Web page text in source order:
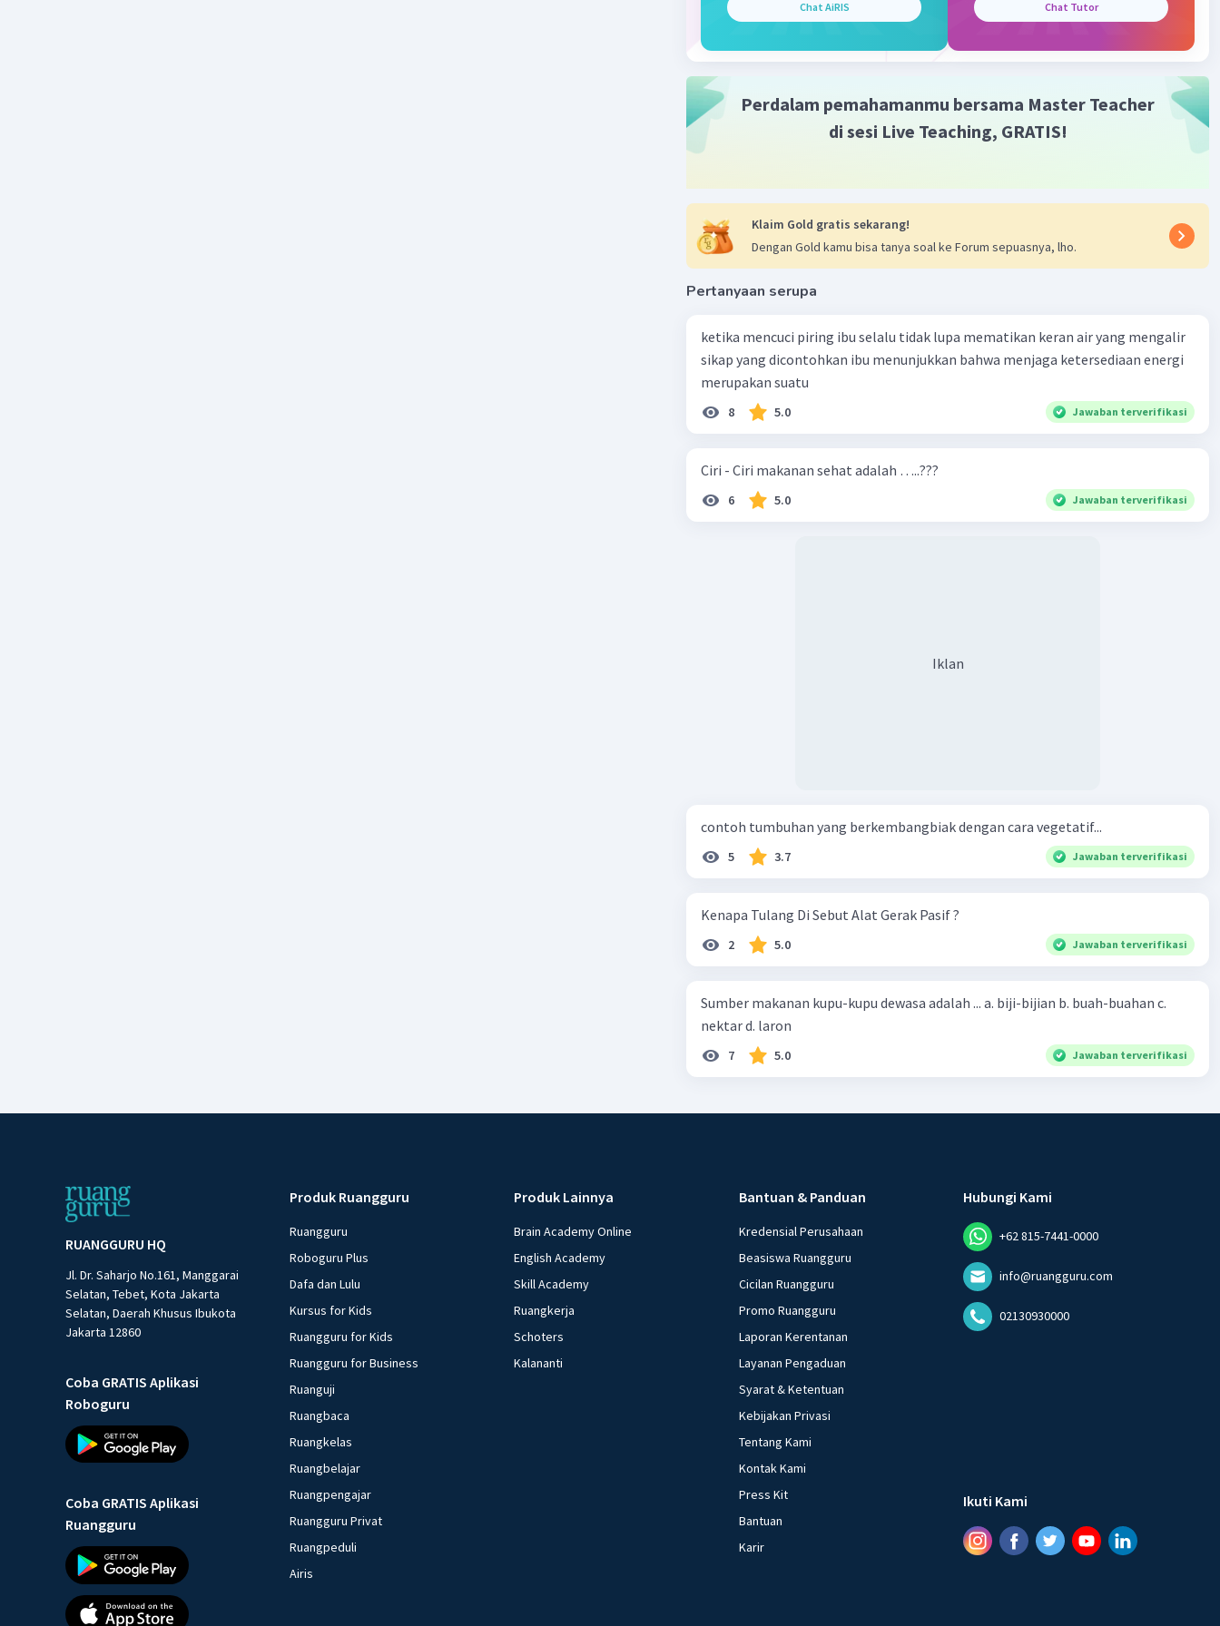
Chat AiRIS Chat Tutor
Perdalam pemahamanmu bersama Master Teacher
di sesi Live Teaching, GRATIS!
Klaim Gold gratis sekarang!
Dengan Gold kamu bisa tanya soal ke Forum sepuasnya, lho.
Pertanyaan serupa
ketika mencuci piring ibu selalu tidak lupa mematikan keran air yang mengalir
sikap yang dicontohkan ibu menunjukkan bahwa menjaga ketersediaan energi
merupakan suatu
8 5.0 Jawaban terverifikasi
Ciri - Ciri makanan sehat adalah …..???
6 5.0 Jawaban terverifikasi
Iklan
contoh tumbuhan yang berkembangbiak dengan cara vegetatif...
5 3.7 Jawaban terverifikasi
Kenapa Tulang Di Sebut Alat Gerak Pasif ?
2 5.0 Jawaban terverifikasi
Sumber makanan kupu-kupu dewasa adalah ... a. biji-bijian b. buah-buahan c.
nektar d. laron
7 5.0 Jawaban terverifikasi
RUANGGURU HQ
Jl. Dr. Saharjo No.161, Manggarai
Selatan, Tebet, Kota Jakarta
Selatan, Daerah Khusus Ibukota
Jakarta 12860
Coba GRATIS Aplikasi
Roboguru
Coba GRATIS Aplikasi
Ruangguru
Produk Ruangguru
Ruangguru
Roboguru Plus
Dafa dan Lulu
Kursus for Kids
Ruangguru for Kids
Ruangguru for Business
Ruanguji
Ruangbaca
Ruangkelas
Ruangbelajar
Ruangpengajar
Ruangguru Privat
Ruangpeduli
Airis
Produk Lainnya
Brain Academy Online
English Academy
Skill Academy
Ruangkerja
Schoters
Kalananti
Bantuan & Panduan
Kredensial Perusahaan
Beasiswa Ruangguru
Cicilan Ruangguru
Promo Ruangguru
Laporan Kerentanan
Layanan Pengaduan
Syarat & Ketentuan
Kebijakan Privasi
Tentang Kami
Kontak Kami
Press Kit
Bantuan
Karir
Hubungi Kami
+62 815-7441-0000
info@ruangguru.com
02130930000
Ikuti Kami